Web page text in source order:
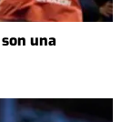
una